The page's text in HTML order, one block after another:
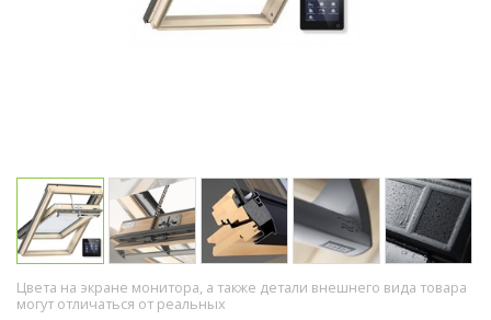
Цвета на экране монитора, а также детали внешнего вида товара
могут отличаться от реальных